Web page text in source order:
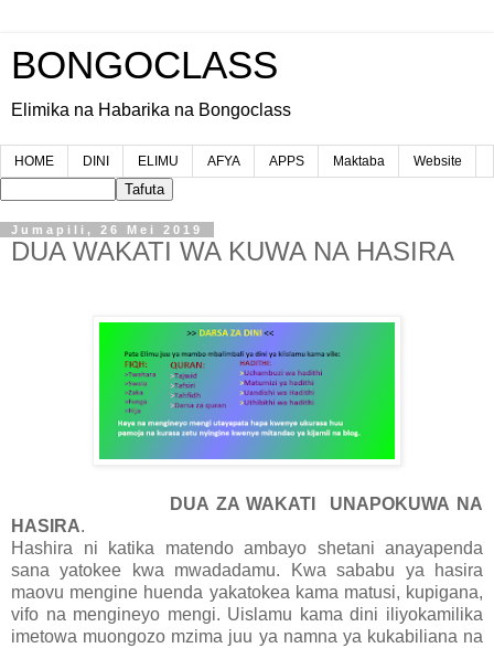
BONGOCLASS
Elimika na Habarika na Bongoclass
HOME DINI ELIMU AFYA APPS Maktaba Website
Jumapili, 26 Mei 2019
DUA WAKATI WA KUWA NA HASIRA
DUA ZA WAKATI UNAPOKUWA NA
HASIRA.
Hashira ni katika matendo ambayo shetani anayapenda
sana yatokee kwa mwadadamu. Kwa sababu ya hasira
maovu mengine huenda yakatokea kama matusi, kupigana,
vifo na mengineyo mengi. Uislamu kama dini iliyokamilika
imetowa muongozo mzima juu ya namna ya kukabiliana na